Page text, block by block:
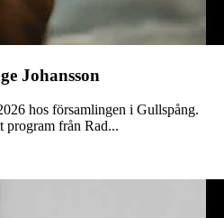
Johansson
hos församlingen i Gullspång.
program från Rad...